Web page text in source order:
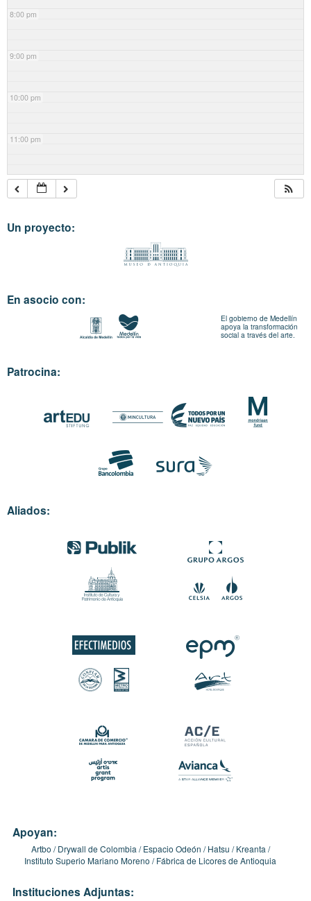
8:00 pm
9:00 pm
10:00 pm
11:00 pm
Un proyecto:
En asocio con:
El gobierno de Medellín
apoya la transformación
social a través del arte.
Patrocina:
Aliados:
Apoyan:
Artbo Drywall de Colombia Espacio Odeón Hatsu
Kreanta
Instituto Superio Mariano Moreno
Fábrica de Licores de Antioquia
Instituciones Adjuntas: